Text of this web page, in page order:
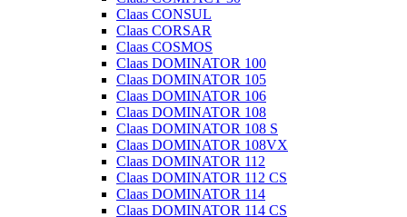
Claas CONSUL
Claas CORSAR
Claas COSMOS
Claas DOMINATOR 100
Claas DOMINATOR 105
Claas DOMINATOR 106
Claas DOMINATOR 108
Claas DOMINATOR 108 S
Claas DOMINATOR 108VX
Claas DOMINATOR 112
Claas DOMINATOR 112 CS
Claas DOMINATOR 114
Claas DOMINATOR 114 CS